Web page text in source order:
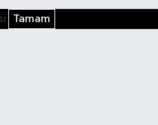
Tamam